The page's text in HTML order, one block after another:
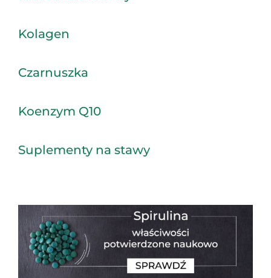
Kolagen
Czarnuszka
Koenzym Q10
Suplementy na stawy